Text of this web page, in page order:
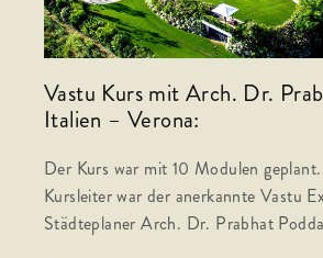
Vastu Kurs mit Arch. Dr.
Italien – Verona:
Der Kurs war mit 10 Modulen geplant.
Kursleiter war der anerkannte Vastu
Städteplaner Arch. Dr. Prabhat